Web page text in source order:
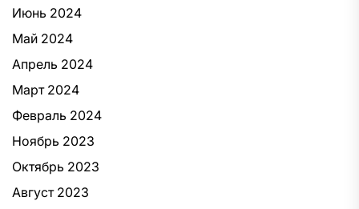
Июнь 2024
Май 2024
Апрель 2024
Март 2024
Февраль 2024
Ноябрь 2023
Октябрь 2023
Август 2023